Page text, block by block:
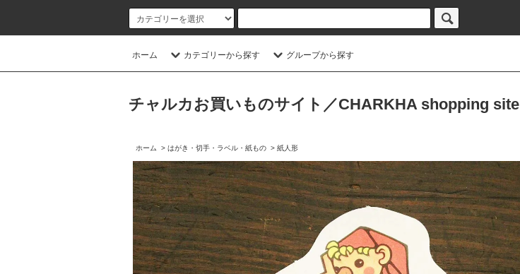
ホーム カテゴリーから探す グループから探す
チャルカお買いものサイト／CHARKHA shopping site
ホーム > はがき・切手・ラベル・紙もの > 紙人形